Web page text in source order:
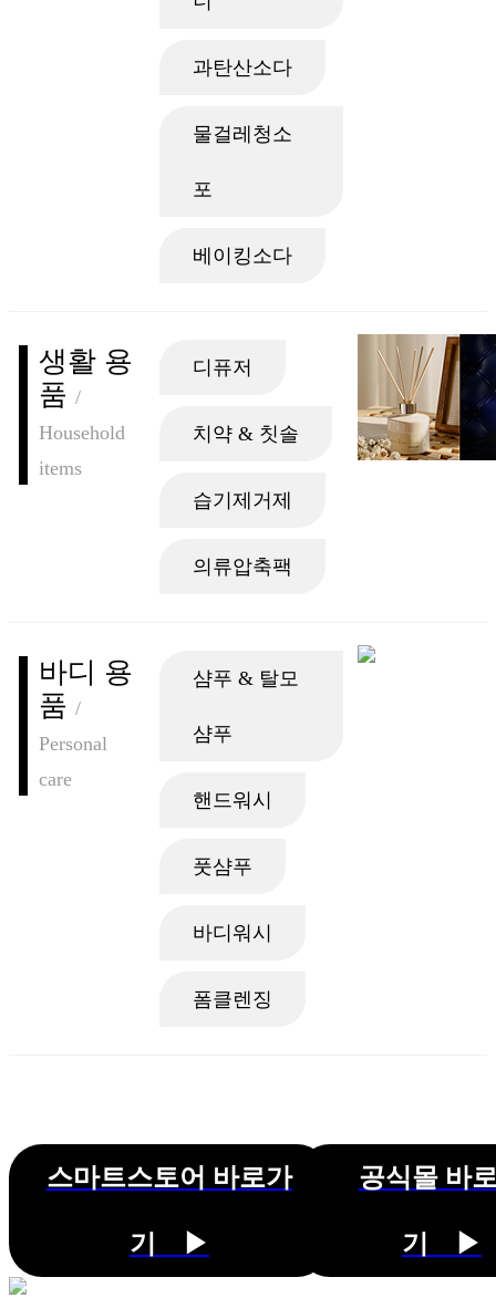
과탄산소다
물걸레청소
포
베이킹소다
생활 용
품 /
Household
items
디퓨저
치약 & 칫솔
습기제거제
의류압축팩
바디 용
품 /
Personal
care
샴푸 & 탈모
샴푸
핸드워시
풋샴푸
바디워시
폼클렌징
스마트스토어 바로가
기 ▶
공식몰 바
기 ▶